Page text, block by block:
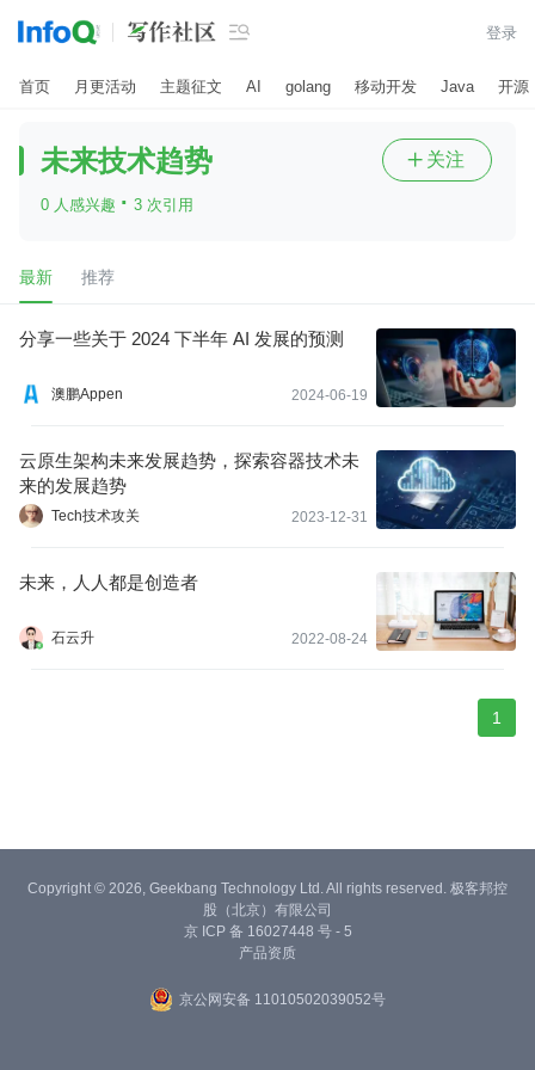
 登录
首页 月更活动 主题征文 AI golang 移动开发 Java 开源
未来技术趋势
0 人感兴趣 · 3 次引用
 关注
最新 推荐
分享一些关于 2024 下半年 AI 发展的预测
澳鹏Appen 2024-06-19
云原生架构未来发展趋势，探索容器技术未
来的发展趋势
Tech技术攻关 2023-12-31
未来，人人都是创造者
石云升 2022-08-24
1
Copyright © 2026, Geekbang Technology Ltd. All rights reserved. 极客邦控
股（北京）有限公司
京 ICP 备 16027448 号 - 5
产品资质
京公网安备 11010502039052号